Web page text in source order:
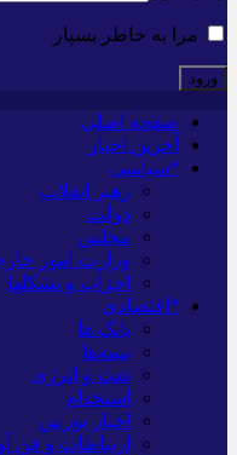
مرا به خاطر بسپار
صفحه اصلی
آخرین اخبار
*سیاسی
رهبر انقلاب
دولت
مجلس
وزارت امور
احزاب و تشکلها
*اقتصادی
بانک ها
بیمه‌ها
نفت و انرژی
استخدام
اخبار بورس
ارتباطات و فن